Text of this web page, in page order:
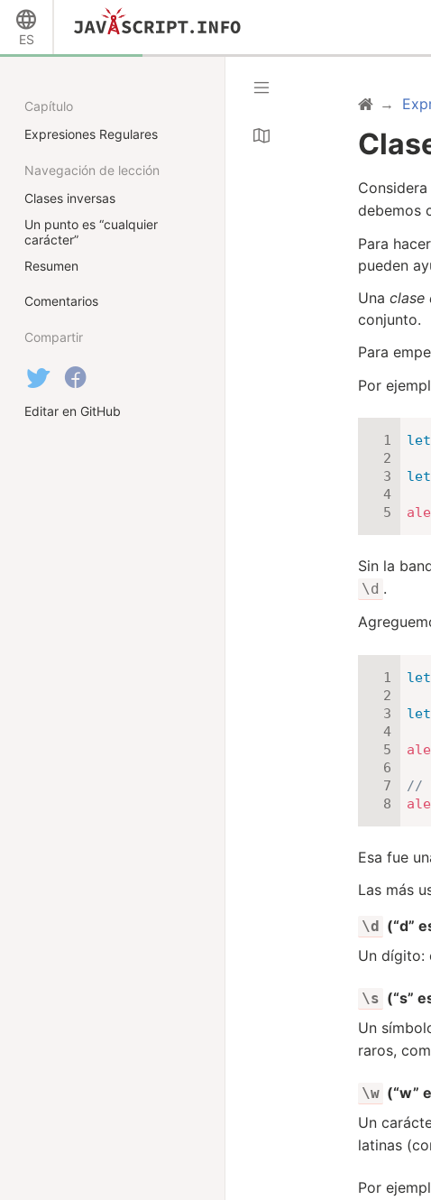
ES
debemos
Para
pueden
Una clase
conjunto.
Para
Por
let
let
Sin la
\d .
let
let
//
Esa fue
Las más
\d (“d”
Un dígito:
\s (“s”
Un
raros,
\w (“w”
Un
latinas
Por
Capítulo
Expresiones Regulares
Navegación de lección
Clases inversas
Un punto es “cualquier
carácter”
Resumen
Comentarios
Compartir
Editar en GitHub